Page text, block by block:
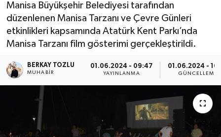
Manisa Büyükşehir Belediyesi tarafından
düzenlenen Manisa Tarzanı ve Çevre Günleri
etkinlikleri kapsamında Atatürk Kent Parkı’nda
Manisa Tarzanı film gösterimi gerçekleştirildi.
BERKAY TOZLU
MUHABIR
01.06.2024 - 09:47
YAYINLANMA
01.06.2024 -
GÜNCELLEME